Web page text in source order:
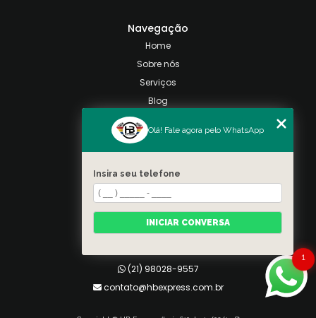
Navegação
Home
Sobre nós
Serviços
Blog
Categorias
Mapa do site
Contato
Taquara, Rio de Janeiro
(21) 98028-9557
(21) 98028-9557
contato@hbexpress.com.br
1
Olá! Fale agora pelo WhatsApp
Insira seu telefone
INICIAR CONVERSA